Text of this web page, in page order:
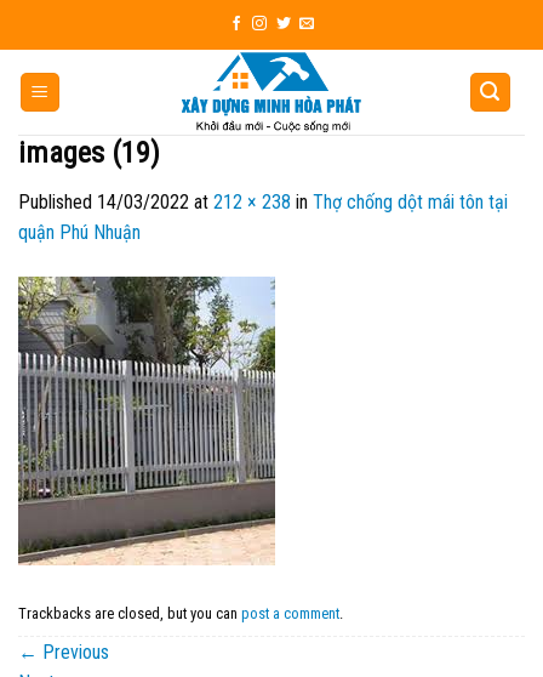
to
content
images (19)
Published 14/03/2022 at 212 × 238 in Thợ chống dột mái tôn tại
quận Phú Nhuận
Trackbacks are closed, but you can post a comment.
← Previous